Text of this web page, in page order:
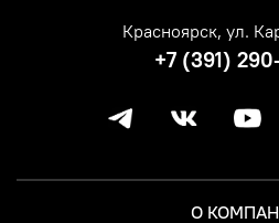
О
Красноярск, ул.
+7 (391)